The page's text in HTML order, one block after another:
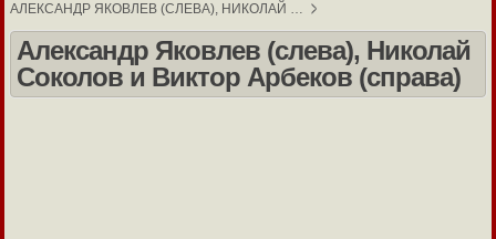
АЛЕКСАНДР ЯКОВЛЕВ (СЛЕВА), НИКОЛАЙ …
Александр Яковлев (слева), Николай
Соколов и Виктор Арбеков (справа)